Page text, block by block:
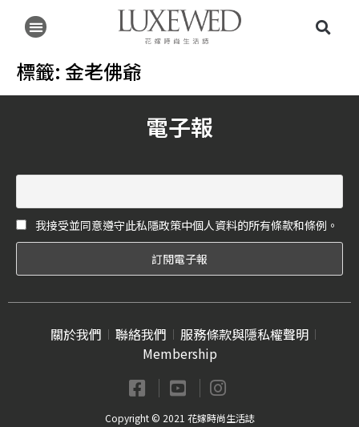
標籤: 金老佛爺
電子報
我接受並同意遵守此私隱政策中個人資料的所有條款和條例。
關於我們 聯絡我們
服務條款與隱私權聲明
Membership
Copyright © 2021 花嫁時尚生活誌